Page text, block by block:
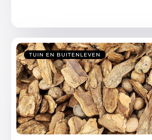
TUIN EN BUITENLEVEN